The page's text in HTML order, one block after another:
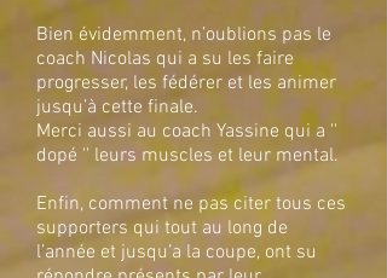
Bien évidemment, n’oublions pas le
coach Nicolas qui a su les faire
progresser, les fédérer et les animer
jusqu’à cette finale.
Merci aussi au coach Yassine qui a ''
dopé '' leurs muscles et leur mental.
Enfin, comment ne pas citer tous ces
supporters qui tout au long de
l’année et jusqu’a la coupe, ont su